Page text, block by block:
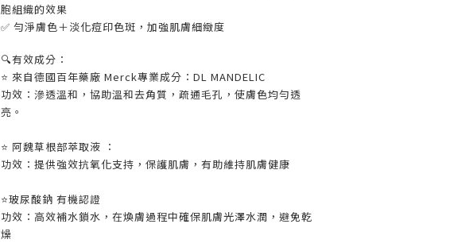
胞組織的效果
✅ 勻淨膚色＋淡化痘印色斑， 加強肌膚細緻度
🔍有效成分：
⭐️ 來自德國百年藥廠 Merck專業成分：DL MANDELIC
功效： 滲透溫和 ， 協助溫和去角質，疏通毛孔，使膚色均勻透
亮。
⭐️ 阿魏草根部萃取液 ：
功效：提供強效抗氧化支持，保護肌膚，有助維持肌膚健康
⭐️玻尿酸鈉 有機認證
功效：高效補水鎖水，在煥膚過程中確保肌膚光澤水潤，避免乾
燥